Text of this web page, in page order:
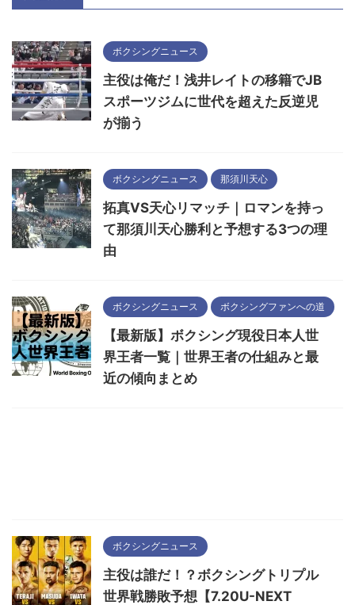
ボクシングニュース
主役は俺だ！浅井レイトの移籍でJB
スポーツジムに世代を超えた反逆児
が揃う
ボクシングニュース 那須川天心
拓真VS天心リマッチ｜ロマンを持っ
て那須川天心勝利と予想する3つの理
由
ボクシングニュース ボクシングファンへの道
【最新版】ボクシング現役日本人世
界王者一覧｜世界王者の仕組みと最
近の傾向まとめ
ボクシングニュース
主役は誰だ！？ボクシングトリプル
世界戦勝敗予想【7.20U-NEXT